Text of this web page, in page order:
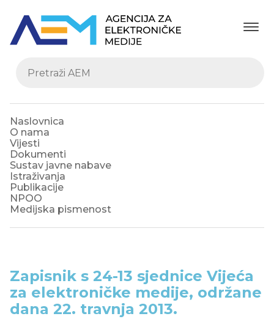
Naslovnica
O nama
Vijesti
Dokumenti
Sustav javne nabave
Istraživanja
Publikacije
NPOO
Medijska pismenost
Zapisnik s 24-13 sjednice Vijeća
za elektroničke medije, održane
dana 22. travnja 2013.